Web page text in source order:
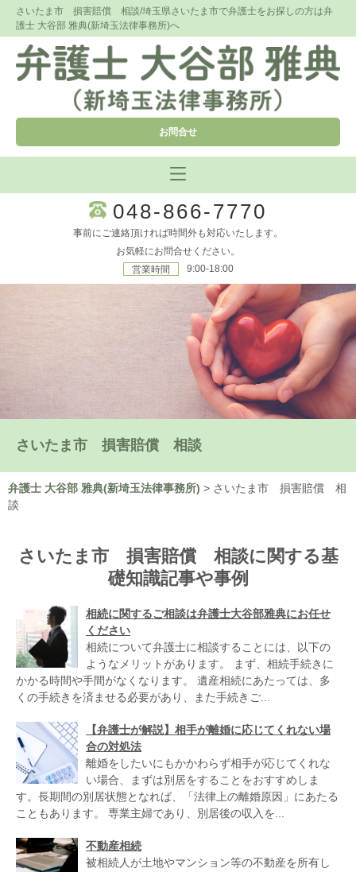
さいたま市 損害賠償 相談/埼玉県さいたま市で弁護士をお探しの方は弁
護士 大谷部 雅典(新埼玉法律事務所)へ
お問合せ
048-866-7770
事前にご連絡頂ければ時間外も対応いたします。
お気軽にお問合せください。
営業時間
9:00-18:00
さいたま市 損害賠償 相談
弁護士 大谷部 雅典(新埼玉法律事務所) > さいたま市 損害賠償 相
談
さいたま市 損害賠償 相談に関する基
礎知識記事や事例
相続に関するご相談は弁護士大谷部雅典にお任せ
ください
相続について弁護士に相談することには、以下の
ようなメリットがあります。 まず、相続手続きに
かかる時間や手間がなくなります。 遺産相続にあたっては、多
くの手続きを済ませる必要があり、また手続きご...
【弁護士が解説】相手が離婚に応じてくれない場
合の対処法
離婚をしたいにもかかわらず相手が応じてくれな
い場合、まずは別居をすることをおすすめしま
す。長期間の別居状態となれば、「法律上の離婚原因」にあたる
こともあります。 専業主婦であり、別居後の収入を...
不動産相続
被相続人が土地やマンション等の不動産を所有し